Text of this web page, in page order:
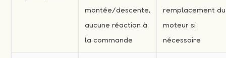
montée/descente,
aucune réaction à
la commande
remplacement du
moteur si
nécessaire